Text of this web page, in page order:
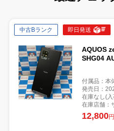
中古Bランク 即日発送
AQUOS
SHG04
付属品：本
発売日：
在庫なし(
在庫店舗
12,800